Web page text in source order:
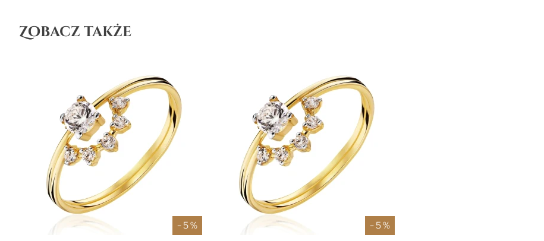
Zobacz także
- 5 % - 5 %